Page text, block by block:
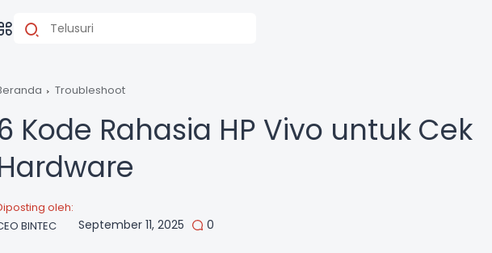
Troubleshoot
Kode Rahasia HP Vivo untuk Cek
oleh:
BINTEC
September 11, 2025 0